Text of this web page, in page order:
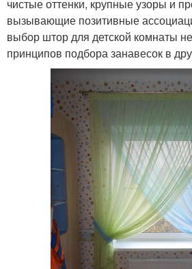
чистые оттенки, крупные узоры и
вызывающие позитивные
выбор штор для детской комнаты
принципов подбора занавесок в